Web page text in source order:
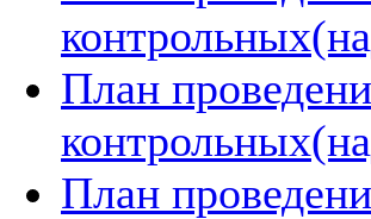
План
План